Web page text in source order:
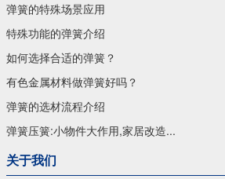
弹簧的特殊场景应用
特殊功能的弹簧介绍
如何选择合适的弹簧？
有色金属材料做弹簧好吗？
弹簧的选材流程介绍
弹簧压簧:小物件大作用,家居改造...
关于我们